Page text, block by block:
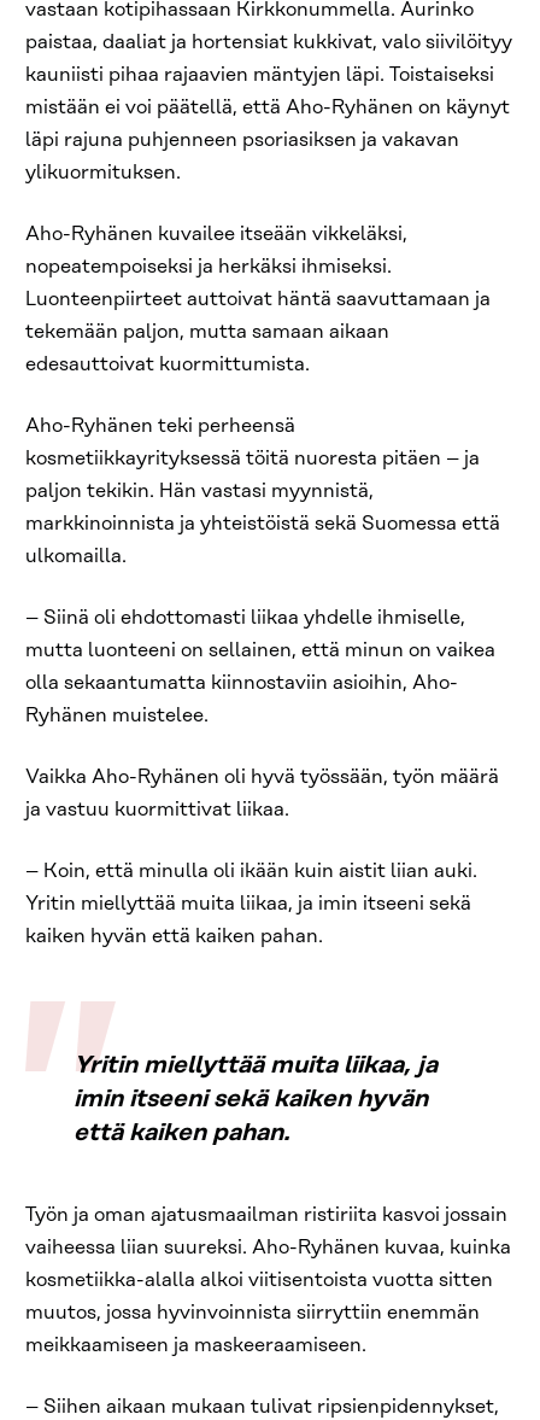
vastaan kotipihassaan Kirkkonummella. Aurinko
paistaa, daaliat ja hortensiat kukkivat, valo siivilöityy
kauniisti pihaa rajaavien mäntyjen läpi. Toistaiseksi
mistään ei voi päätellä, että Aho-Ryhänen on käynyt
läpi rajuna puhjenneen psoriasiksen ja vakavan
ylikuormituksen.
Aho-Ryhänen kuvailee itseään vikkeläksi,
nopeatempoiseksi ja herkäksi ihmiseksi.
Luonteenpiirteet auttoivat häntä saavuttamaan ja
tekemään paljon, mutta samaan aikaan
edesauttoivat kuormittumista.
Aho-Ryhänen teki perheensä
kosmetiikkayrityksessä töitä nuoresta pitäen – ja
paljon tekikin. Hän vastasi myynnistä,
markkinoinnista ja yhteistöistä sekä Suomessa että
ulkomailla.
– Siinä oli ehdottomasti liikaa yhdelle ihmiselle,
mutta luonteeni on sellainen, että minun on vaikea
olla sekaantumatta kiinnostaviin asioihin, Aho-
Ryhänen muistelee.
Vaikka Aho-Ryhänen oli hyvä työssään, työn määrä
ja vastuu kuormittivat liikaa.
– Koin, että minulla oli ikään kuin aistit liian auki.
Yritin miellyttää muita liikaa, ja imin itseeni sekä
kaiken hyvän että kaiken pahan.
Yritin miellyttää muita liikaa, ja
imin itseeni sekä kaiken hyvän
että kaiken pahan.
Työn ja oman ajatusmaailman ristiriita kasvoi jossain
vaiheessa liian suureksi. Aho-Ryhänen kuvaa, kuinka
kosmetiikka-alalla alkoi viitisentoista vuotta sitten
muutos, jossa hyvinvoinnista siirryttiin enemmän
meikkaamiseen ja maskeeraamiseen.
– Siihen aikaan mukaan tulivat ripsienpidennykset,